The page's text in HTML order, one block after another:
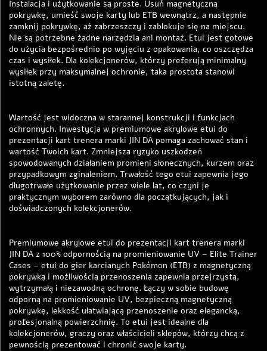
Instalacja i użytkowanie są proste. Usuń magnetyczną
pokrywkę, umieść swoje karty lub ETB wewnątrz, a następnie
zamknij pokrywkę, aż zabrzeszczy i zablokuje się na miejscu.
Nie są potrzebne żadne narzędzia ani montaż. Etui jest gotowe
do użycia bezpośrednio po wyjęciu z opakowania, co oszczędza
czas i wysiłek. Dla kolekcjonerów, którzy preferują minimalny
wysiłek przy maksymalnej ochronie, taka prostota stanowi
istotną zaletę.
Wartość jest widoczna w starannej konstrukcji i funkcjach
ochronnych. Inwestycja w premiumowe akrylowe etui do
prezentacji kart trenera marki JIN DA pomaga zachować stan i
wartość Twoich kart. Zmniejsza ryzyko uszkodzeń
spowodowanych działaniem promieni słonecznych, kurzem oraz
przypadkowym zginaleniem. Trwałość tego etui zapewnia jego
długotrwałe użytkowanie przez wiele lat, co czyni je
praktycznym wyborem zarówno dla początkujących, jak i
doświadczonych kolekcjonerów.
Premiumowe akrylowe etui do prezentacji kart trenera marki
JIN DA z 100% odpornością na promieniowanie UV – Elite Trainer
Cases – etui do gier karcianych Pokémon (ETB) z magnetyczną
pokrywką i możliwością przenoszenia zapewnia przejrzystą,
wytrzymałą i niezawodną ochronę. Łączy w sobie budowę
odporną na promieniowanie UV, bezpieczną magnetyczną
pokrywkę, lekkość ułatwiającą przenoszenie oraz elegancką,
profesjonalną powierzchnię. To etui jest idealne dla
kolekcjonerów, graczy oraz właścicieli sklepów, którzy chcą z
pewnością prezentować i chronić swoje karty.